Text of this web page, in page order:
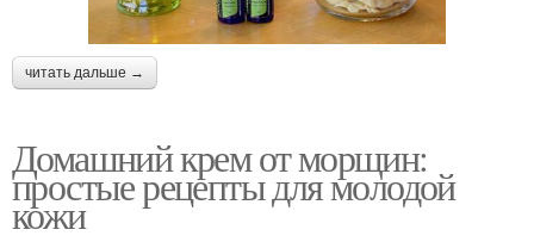
читать дальше →
Домашний крем от морщин:
простые рецепты для молодой
кожи